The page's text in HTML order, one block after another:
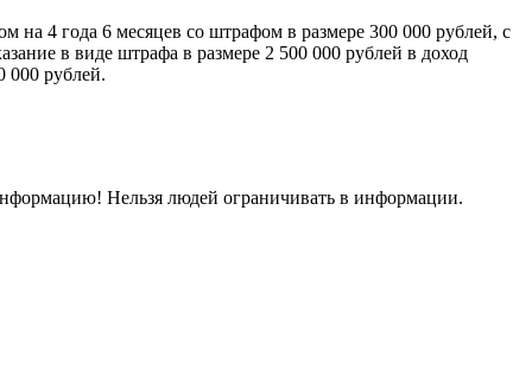
на 4 года 6 месяцев со штрафом в размере 300 000 рублей, с
в виде штрафа в размере 2 500 000 рублей в доход
000 рублей.
Нельзя людей ограничивать в информации.